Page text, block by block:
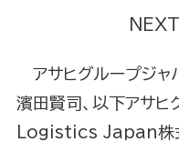
アサヒグループジャ
濱田賢司、以下アサヒ
Logistics Japan株